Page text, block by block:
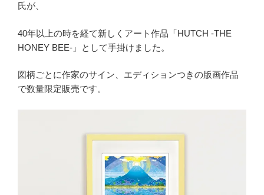
氏が、
40年以上の時を経て新しくアート作品「HUTCH -THE
HONEY BEE-」として手掛けました。
図柄ごとに作家のサイン、エディションつきの版画作品
で数量限定販売です。